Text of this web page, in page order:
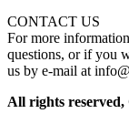
CONTACT US
For more
questions, or if you
us by e-mail at
All rights